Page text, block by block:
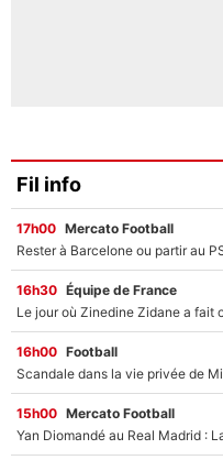
Fil info
17h00 Mercato Football
16h30 Équipe de France
16h00 Football
15h00 Mercato Football
Yan Diomandé au Real Madrid :